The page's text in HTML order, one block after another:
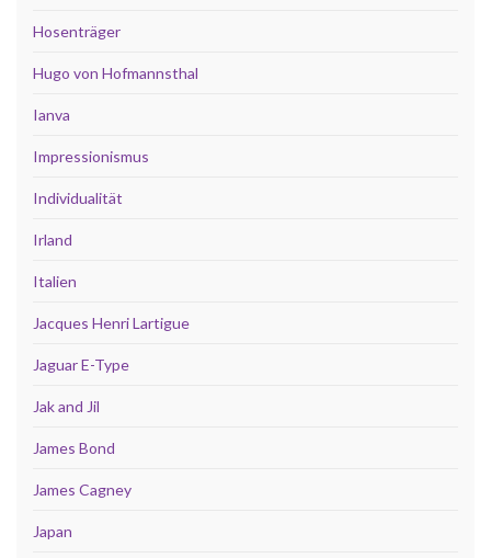
Hosenträger
Hugo von Hofmannsthal
Ianva
Impressionismus
Individualität
Irland
Italien
Jacques Henri Lartigue
Jaguar E-Type
Jak and Jil
James Bond
James Cagney
Japan